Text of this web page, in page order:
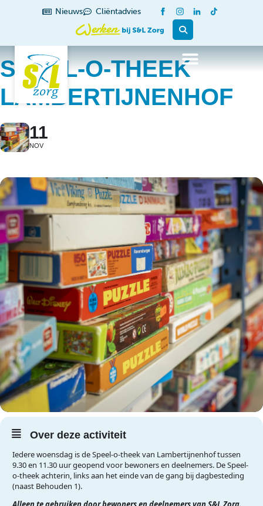
Nieuws Cliëntadvies
SPEEL-O-THEEK
LAMBERTIJNENHOF
11
NOV
Over deze activiteit
Iedere woensdag is de Speel-o-theek van Lambertijnenhof tussen
9.30 en 11.30 uur geopend voor bewoners en deelnemers. De Speel-
o-theek achterin, links aan het einde van de gang bij dagbesteding
(naast Behouden 1).